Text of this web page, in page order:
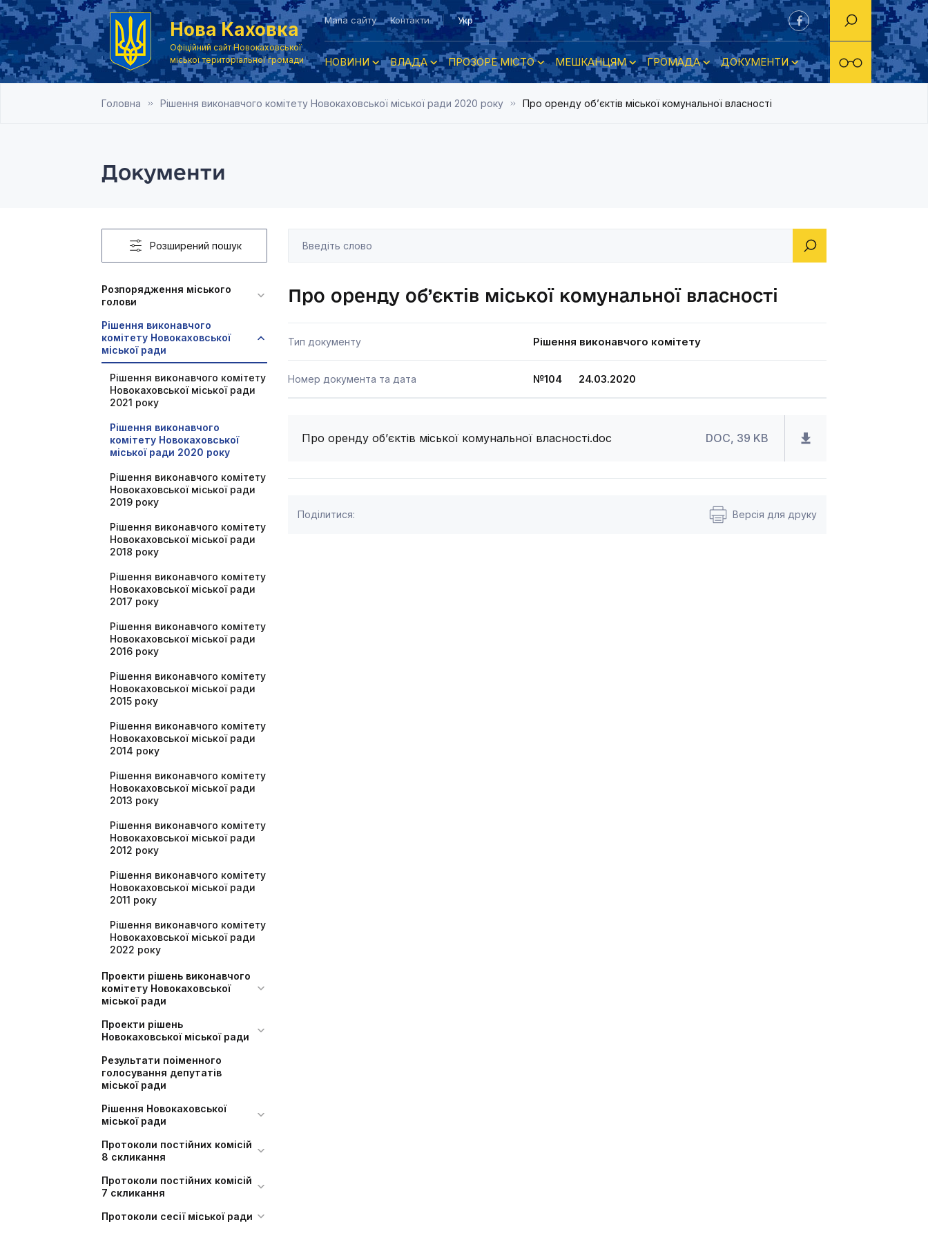
Нова Каховка
Офіційний сайт Новокаховської
міської територіальної громади
Мапа сайту Контакти Укр
НОВИНИ ВЛАДА ПРОЗОРЕ МІСТО МЕШКАНЦЯМ ГРОМАДА ДОКУМЕНТИ
Головна Рішення виконавчого комітету Новокаховської міської ради 2020 року Про оренду об’єктів міської комунальної власності
Документи
Розширений пошук
Розпорядження міського
голови
Рішення виконавчого
комітету Новокаховської
міської ради
Рішення виконавчого комітету
Новокаховської міської ради
2021 року
Рішення виконавчого
комітету Новокаховської
міської ради 2020 року
Рішення виконавчого комітету
Новокаховської міської ради
2019 року
Рішення виконавчого комітету
Новокаховської міської ради
2018 року
Рішення виконавчого комітету
Новокаховської міської ради
2017 року
Рішення виконавчого комітету
Новокаховської міської ради
2016 року
Рішення виконавчого комітету
Новокаховської міської ради
2015 року
Рішення виконавчого комітету
Новокаховської міської ради
2014 року
Рішення виконавчого комітету
Новокаховської міської ради
2013 року
Рішення виконавчого комітету
Новокаховської міської ради
2012 року
Рішення виконавчого комітету
Новокаховської міської ради
2011 року
Рішення виконавчого комітету
Новокаховської міської ради
2022 року
Проекти рішень виконавчого
комітету Новокаховської
міської ради
Проекти рішень
Новокаховської міської ради
Результати поіменного
голосування депутатів
міської ради
Рішення Новокаховської
міської ради
Протоколи постійних комісій
8 скликання
Протоколи постійних комісій
7 скликання
Протоколи сесії міської ради
Про оренду об’єктів міської комунальної власності
Тип документу Рішення виконавчого комітету
Номер документа та дата №104 24.03.2020
Про оренду об’єктів міської комунальної власності.doc DOC, 39 KB
Поділитися: Версія для друку